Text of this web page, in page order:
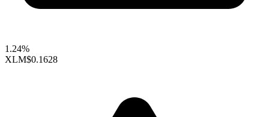
1.24%
XLM$0.1628